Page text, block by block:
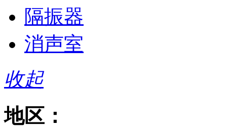
隔振器
消声室
收起
地区：